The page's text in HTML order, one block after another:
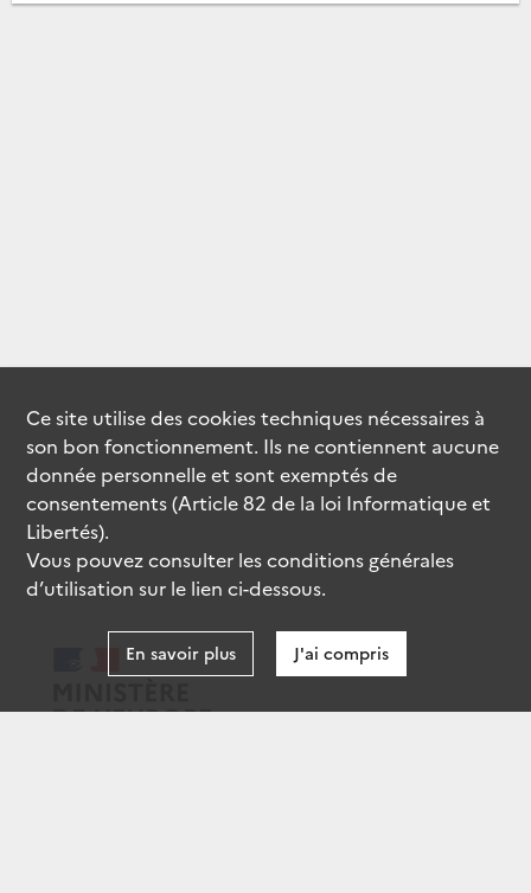
Ce site utilise descookiestechniques nécessaires à
son bon fonctionnement. Ils ne contiennent aucune
donnée personnelle et sont exemptés de
consentements (Article 82 de la loi Informatique et
Libertés).
Vous pouvez consulter les conditions générales
d’utilisation sur le lien ci-dessous.
En savoir plus J'ai compris